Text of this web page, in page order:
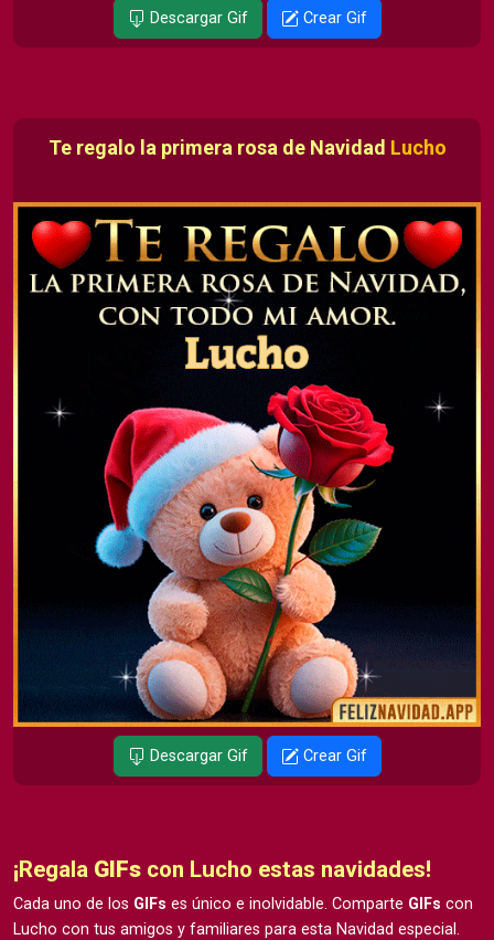
Descargar Gif Crear Gif
Te regalo la primera rosa de Navidad Lucho
Descargar Gif Crear Gif
¡Regala GIFs con Lucho estas navidades!
Cada uno de los GIFs es único e inolvidable. Comparte GIFs con
Lucho con tus amigos y familiares para esta Navidad especial.